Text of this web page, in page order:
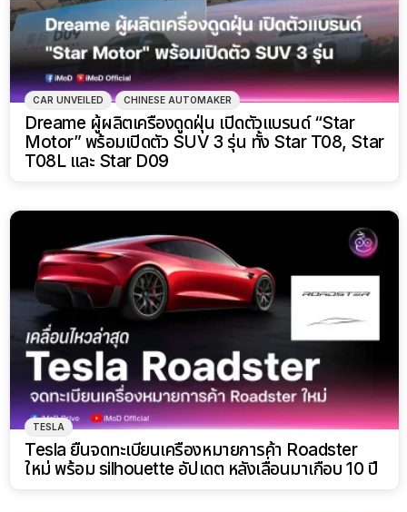
CAR UNVEILED CHINESE AUTOMAKER
Dreame ผู้ผลิตเครื่องดูดฝุ่น เปิดตัวแบรนด์ “Star
Motor” พร้อมเปิดตัว SUV 3 รุ่น ทั้ง Star T08, Star
T08L และ Star D09
TESLA
Tesla ยื่นจดทะเบียนเครื่องหมายการค้า Roadster
ใหม่ พร้อม silhouette อัปเดต หลังเลื่อนมาเกือบ 10 ปี